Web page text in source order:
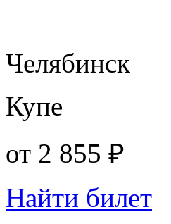
Челябинск
Купе
от 2 855 ₽
Найти билет